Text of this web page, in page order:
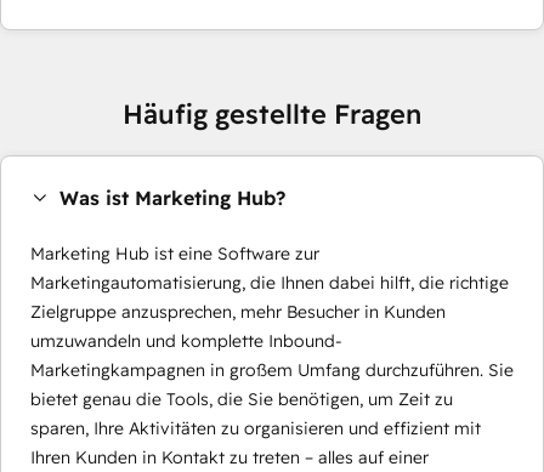
Häufig gestellte Fragen
Was ist Marketing Hub?
Marketing Hub ist eine Software zur
Marketingautomatisierung, die Ihnen dabei hilft, die richtige
Zielgruppe anzusprechen, mehr Besucher in Kunden
umzuwandeln und komplette Inbound-
Marketingkampagnen in großem Umfang durchzuführen. Sie
bietet genau die Tools, die Sie benötigen, um Zeit zu
sparen, Ihre Aktivitäten zu organisieren und effizient mit
Ihren Kunden in Kontakt zu treten – alles auf einer